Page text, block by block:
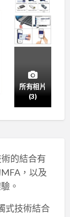
所有相片
(3)
的結合有
，以及
。
式技術結合